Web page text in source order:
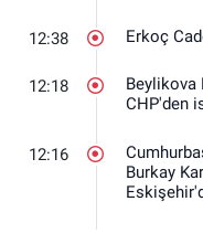
12:38 Erkoç
12:18
Beylikova
CHP'den
12:16
Burkay